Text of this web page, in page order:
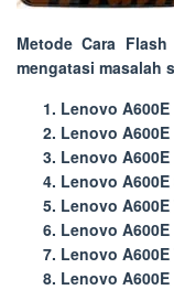
MetodeCara
mengatasi masalah
Lenovo
Lenovo
Lenovo
Lenovo
Lenovo
Lenovo
Lenovo
Lenovo